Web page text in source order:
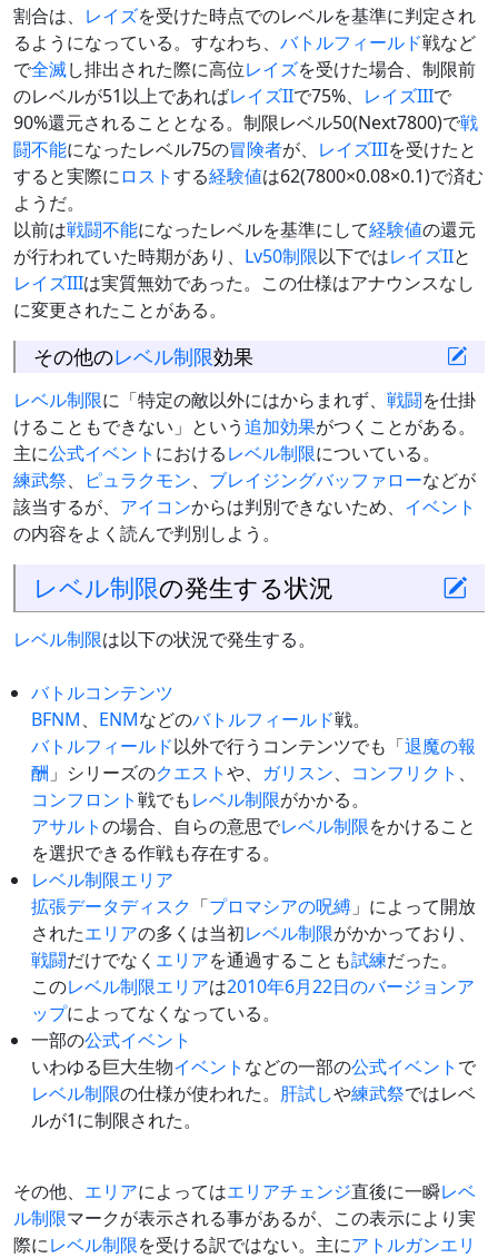
割合は、 レイズを受けた時点でのレベルを基準に判定され
るようになっている。すなわち、 バトルフィールド戦など
で全滅し排出された際に高位レイズを受けた場合、制限前
のレベルが51以上であればレイズIIで75%、 レイズIIIで
90%還元されることとなる。制限レベル50(Next7800)で戦
闘不能になったレベル75の冒険者が、 レイズIIIを受けたと
すると実際にロストする経験値は62(7800×0.08×0.1)で済む
ようだ。
以前は戦闘不能になったレベルを基準にして経験値の還元
が行われていた時期があり、 Lv50制限以下ではレイズIIと
レイズIIIは実質無効であった。この仕様はアナウンスなし
に変更されたことがある。
その他のレベル制限効果
レベル制限に「特定の敵以外にはからまれず、 戦闘を仕掛
けることもできない」という追加効果がつくことがある。
主に公式イベント におけるレベル制限についている。
練武祭、 ピュラクモン、 ブレイジングバッファローなどが
該当するが、 アイコンからは判別できないため、 イベント
の内容をよく読んで判別しよう。
レベル制限の発生する状況
レベル制限は以下の状況で発生する。
バトルコンテンツ
BFNM、 ENMなどのバトルフィールド戦。
バトルフィールド以外で行うコンテンツでも「退魔の報
酬 」シリーズのクエストや、 ガリスン、 コンフリクト 、
コンフロント戦でもレベル制限がかかる。
アサルトの場合、自らの意思でレベル制限をかけること
を選択できる作戦も存在する。
レベル制限エリア
拡張データディスク 「プロマシアの呪縛 」によって開放
されたエリアの多くは当初レベル制限がかかっており、
戦闘だけでなく エリアを通過することも試練だった。
このレベル制限エリアは2010年6月22日のバージョンア
ップによってなくなっている。
一部の公式イベント
いわゆる巨大生物イベント などの一部の公式イベント で
レベル制限の仕様が使われた。 肝試しや練武祭ではレベ
ルが1に制限された。
その他、 エリアによってはエリアチェンジ直後に一瞬レベ
ル制限マークが表示される事があるが、この表示により実
際にレベル制限を受ける訳ではない。主にアトルガンエリ